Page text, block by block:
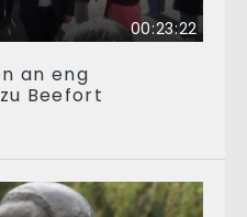
00:23:22
an eng
Beefort